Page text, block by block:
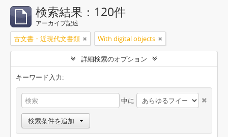
検索結果：120件
アーカイブ記述
古文書・近現代文書類 With digital objects
詳細検索のオプション
キーワード入力:
中に
検索条件を追加